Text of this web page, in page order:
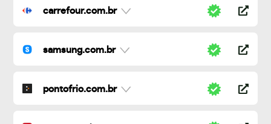
carrefour.com.br
samsung.com.br
pontofrio.com.br